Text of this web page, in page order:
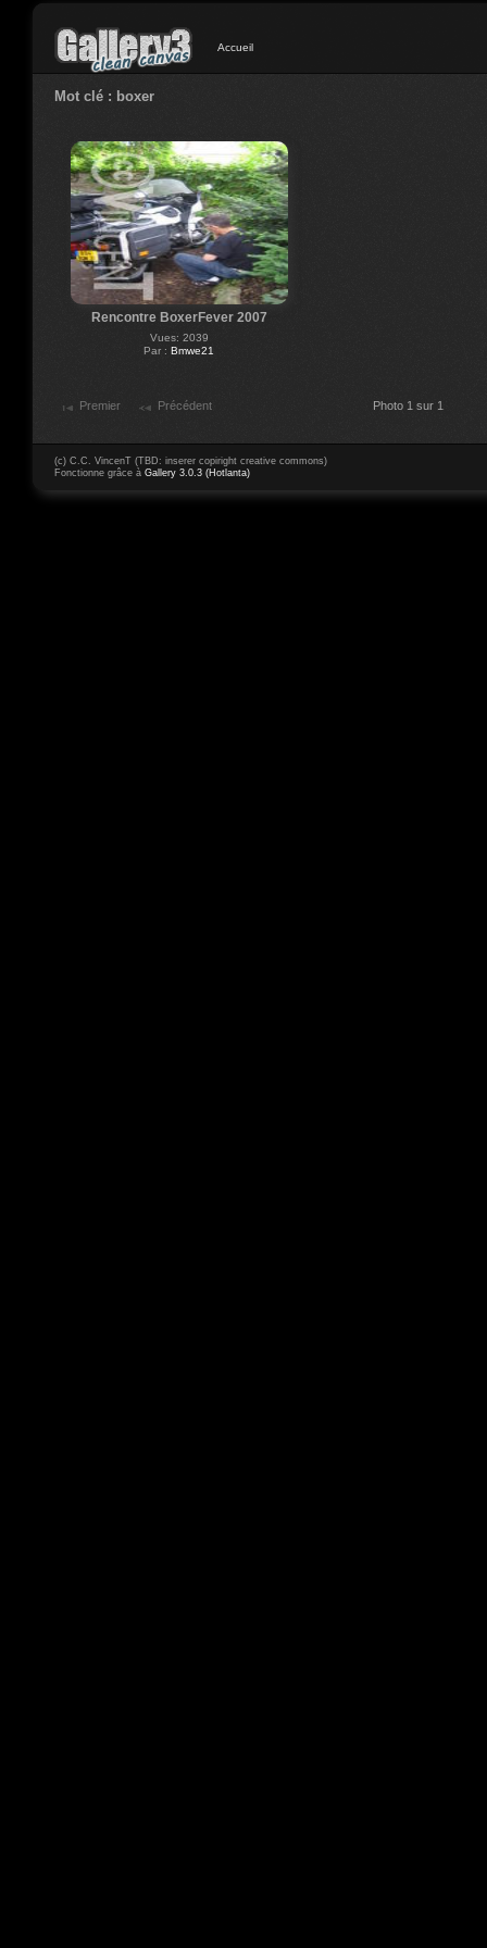
Accueil
Mot clé : boxer
Rencontre BoxerFever 2007
Vues: 2039
Par : Bmwe21
Premier Précédent Photo 1 sur 1
(c) C.C. VincenT (TBD: inserer copiright creative commons)
Fonctionne grâce à Gallery 3.0.3 (Hotlanta)